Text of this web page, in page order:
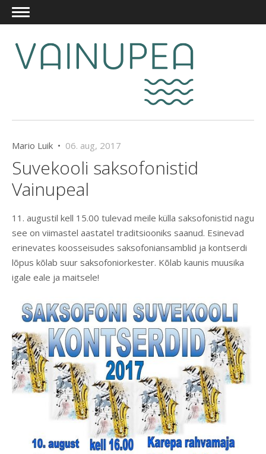
Mario Luik • 06. aug, 2017
Suvekooli saksofonistid
Vainupeal
11. augustil kell 15.00 tulevad meile külla saksofonistid nagu
see on viimastel aastatel traditsiooniks saanud. Esinevad
erinevates koosseisudes saksofoniansamblid ja kontserdi
lõpus kõlab suur saksofoniorkester. Kõlab kaunis muusika
igale eale ja maitsele!